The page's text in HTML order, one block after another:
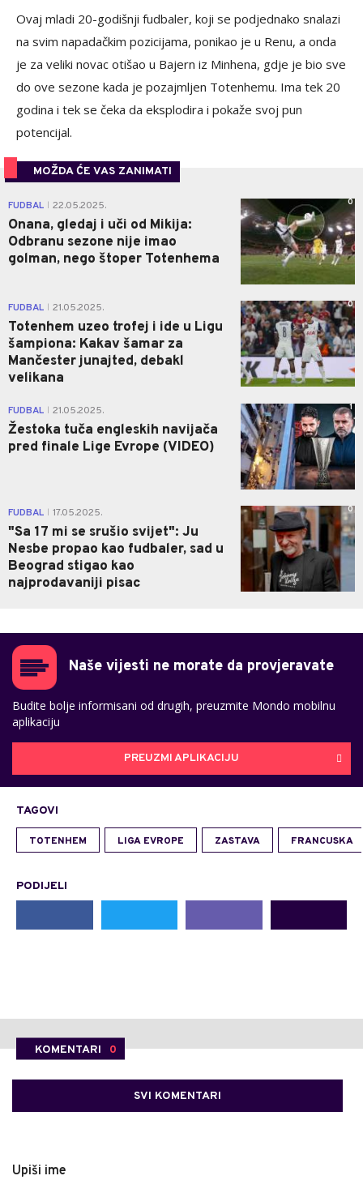
Ovaj mladi 20-godišnji fudbaler, koji se podjednako snalazi
na svim napadačkim pozicijama, ponikao je u Renu, a onda
je za veliki novac otišao u Bajern iz Minhena, gdje je bio sve
do ove sezone kada je pozajmljen Totenhemu. Ima tek 20
godina i tek se čeka da eksplodira i pokaže svoj pun
potencijal.
MOŽDA ĆE VAS ZANIMATI
FUDBAL 22.05.2025.
Onana, gledaj i uči od Mikija:
Odbranu sezone nije imao
golman, nego štoper Totenhema
0
FUDBAL 21.05.2025.
Totenhem uzeo trofej i ide u Ligu
šampiona: Kakav šamar za
Mančester junajted, debakl
velikana
0
FUDBAL 21.05.2025.
Žestoka tuča engleskih navijača
pred finale Lige Evrope (VIDEO)
1
FUDBAL 17.05.2025.
"Sa 17 mi se srušio svijet": Ju
Nesbe propao kao fudbaler, sad u
Beograd stigao kao
najprodavaniji pisac
0
Naše vijesti ne morate da provjeravate
Budite bolje informisani od drugih, preuzmite Mondo mobilnu
aplikaciju
PREUZMI APLIKACIJU
TAGOVI
TOTENHEM LIGA EVROPE ZASTAVA FRANCUSKA
PODIJELI
KOMENTARI 0
SVI KOMENTARI
Upiši ime